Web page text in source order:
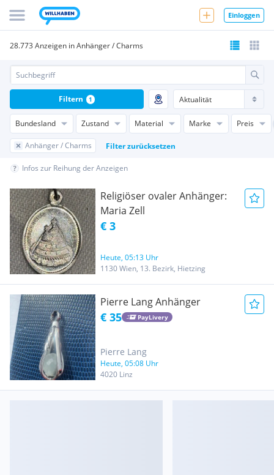
Einloggen
28.773 Anzeigen in Anhänger / Charms
Bundesland Zustand Material Marke Preis
Anhänger / Charms Filter zurücksetzen
Filtern 1
Infos zur Reihung der Anzeigen
Religiöser ovaler Anhänger:
Maria Zell
€ 3
Heute, 05:13 Uhr
1130 Wien, 13. Bezirk, Hietzing
Pierre Lang Anhänger
€ 35 PayLivery
Pierre Lang
Heute, 05:08 Uhr
4020 Linz